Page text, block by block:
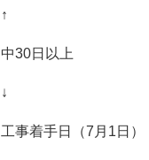
↑
中30日以上
↓
工事着手日（7月1日）